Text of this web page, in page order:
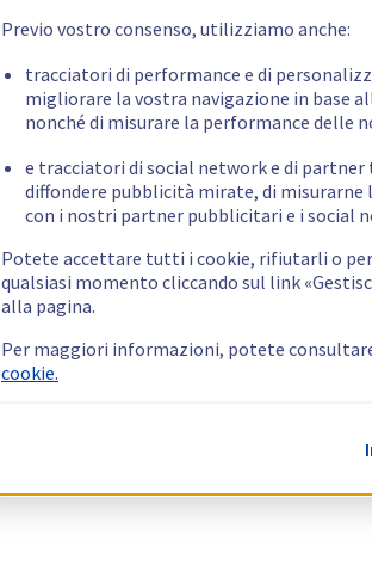
Previo vostro consenso, utilizziamo anche:
tracciatori di performance e di
migliorare la vostra navigazione in base
nonché di misurare la performance delle
e tracciatori di social network e di
diffondere pubblicità mirate, di misurarne
con i nostri partner pubblicitari e i social
Potete accettare tutti i cookie, rifiutarli o
qualsiasi momento cliccando sul link
alla pagina.
Per maggiori informazioni, potete
cookie.